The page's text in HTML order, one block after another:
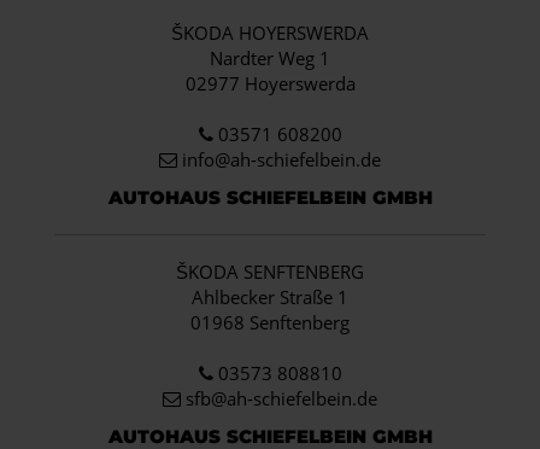
ŠKODA HOYERSWERDA
Nardter Weg 1
02977 Hoyerswerda
03571 608200
info@ah-schiefelbein.de
AUTOHAUS SCHIEFELBEIN GMBH
ŠKODA SENFTENBERG
Ahlbecker Straße 1
01968 Senftenberg
03573 808810
sfb@ah-schiefelbein.de
AUTOHAUS SCHIEFELBEIN GMBH